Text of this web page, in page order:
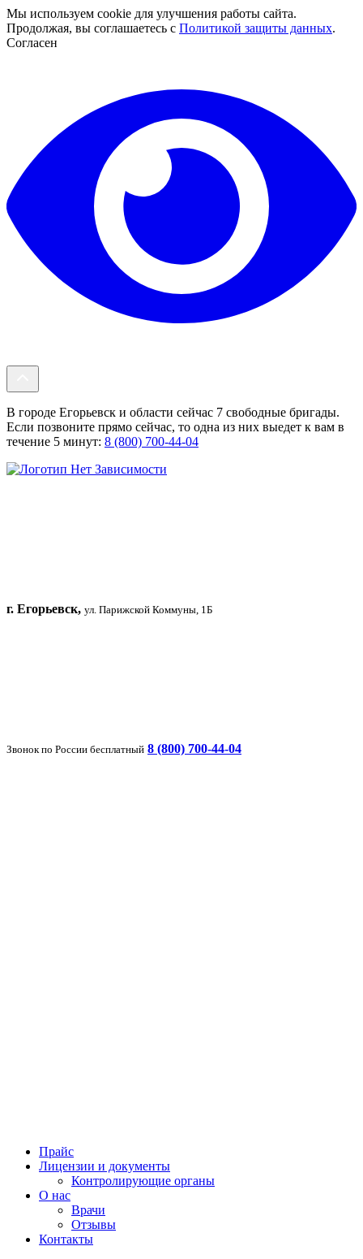
Мы используем cookie для улучшения работы сайта.
Продолжая, вы соглашаетесь с Политикой защиты данных.
Согласен
В городе Егорьевск и области сейчас 7 свободные бригады.
Если позвоните прямо сейчас, то одна из них выедет к вам в
течение 5 минут: 8 (800) 700-44-04
г. Егорьевск, ул. Парижской Коммуны, 1Б
Звонок по России бесплатный 8 (800) 700-44-04
Прайс
Лицензии и документы
Контролирующие органы
О нас
Врачи
Отзывы
Контакты